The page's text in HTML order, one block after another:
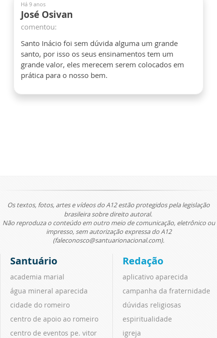
Há 9 anos
José Osivan
comentou:
Santo Inácio foi sem dúvida alguma um grande
santo, por isso os seus ensinamentos tem um
grande valor, eles merecem serem colocados em
prática para o nosso bem.
Os textos, fotos, artes e vídeos do A12 estão protegidos pela legislação
brasileira sobre direito autoral.
Não reproduza o conteúdo em outro meio de comunicação, eletrônico ou
impresso, sem autorização expressa do A12
(faleconosco@santuarionacional.com).
Santuário
academia marial
água mineral aparecida
cidade do romeiro
centro de apoio ao romeiro
centro de eventos pe. vitor
Redação
aplicativo aparecida
campanha da fraternidade
dúvidas religiosas
espiritualidade
igreja